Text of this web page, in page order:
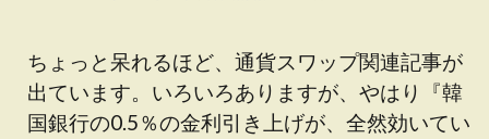
ちょっと呆れるほど、通貨スワップ関連記事が
出ています。いろいろありますが、やはり『韓
国銀行の0.5％の金利引き上げが、全然効いてい